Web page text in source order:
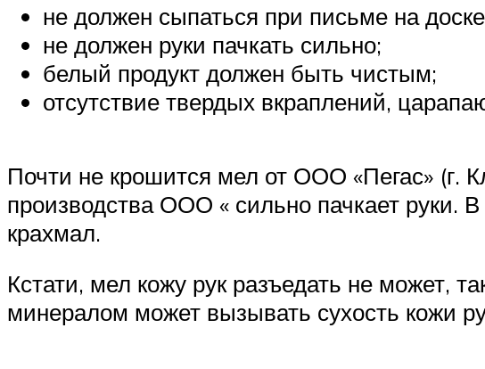
не должен сыпаться при письме на
не должен руки пачкать сильно;
белый продукт должен быть чистым;
отсутствие твердых вкраплений,
Почти не крошится мел от ООО «Пегас» (г.
производства ООО « сильно пачкает руки. В
крахмал.
Кстати, мел кожу рук разъедать не может,
минералом может вызывать сухость кожи